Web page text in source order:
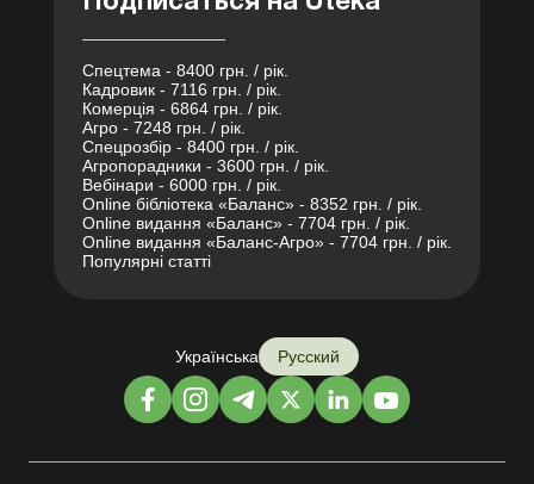
Спецтема - 8400 грн. / рік.
Кадровик - 7116 грн. / рік.
Комерція - 6864 грн. / рік.
Агро - 7248 грн. / рік.
Спецрозбір - 8400 грн. / рік.
Агропорадники - 3600 грн. / рік.
Вебінари - 6000 грн. / рік.
Online бібліотека «Баланс» - 8352 грн. / рік.
Online видання «Баланс» - 7704 грн. / рік.
Online видання «Баланс-Агро» - 7704 грн. / рік.
Популярні статті
Українська Русский